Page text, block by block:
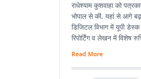
राधेश्याम कुशवाहा को
भोपाल से की. यहां से आगे
डिजिटल विभाग में यूपी
रिपोर्टिंग व लेखन में विशेष
Read More